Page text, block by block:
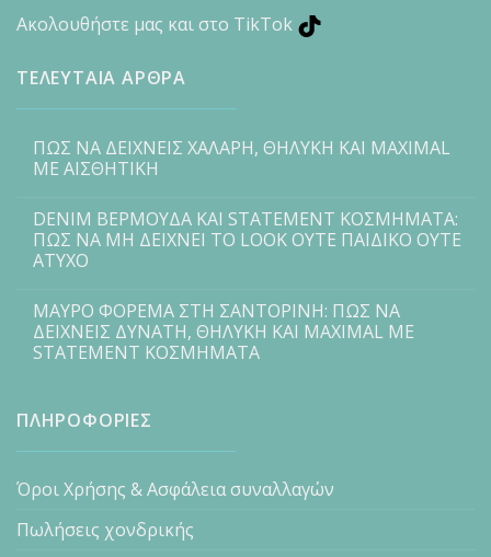
Ακολουθήστε μας και στο TikTok
ΤΕΛΕΥΤΑΙΑ ΑΡΘΡΑ
ΠΩΣ ΝΑ ΔΕΙΧΝΕΙΣ ΧΑΛΑΡΗ, ΘΗΛΥΚΗ ΚΑΙ MAXIMAL
ΜΕ ΑΙΣΘΗΤΙΚΗ
DENIM ΒΕΡΜΟΥΔΑ ΚΑΙ STATEMENT ΚΟΣΜΗΜΑΤΑ:
ΠΩΣ ΝΑ ΜΗ ΔΕΙΧΝΕΙ ΤΟ LOOK ΟΥΤΕ ΠΑΙΔΙΚΟ ΟΥΤΕ
ΑΤΥΧΟ
ΜΑΥΡΟ ΦΟΡΕΜΑ ΣΤΗ ΣΑΝΤΟΡΙΝΗ: ΠΩΣ ΝΑ
ΔΕΙΧΝΕΙΣ ΔΥΝΑΤΗ, ΘΗΛΥΚΗ ΚΑΙ MAXIMAL ΜΕ
STATEMENT ΚΟΣΜΗΜΑΤΑ
ΠΛΗΡΟΦΟΡΙΕΣ
Όροι Χρήσης & Ασφάλεια συναλλαγών
Πωλήσεις χονδρικής